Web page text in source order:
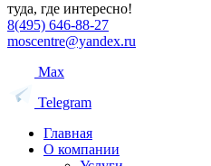
туда, где интересно!
8(495) 646-88-27
moscentre@yandex.ru
Max
Telegram
Главная
О компании